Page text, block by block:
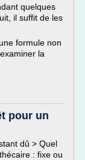
quelques
il suffit de les
formule non
la
pour un
dû > Quel
: fixe ou